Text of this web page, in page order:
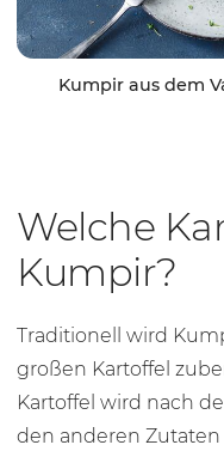
Kumpir aus dem
Welche
Kumpir?
Traditionell wird
großen Kartoffel
Kartoffel wird nach
den anderen